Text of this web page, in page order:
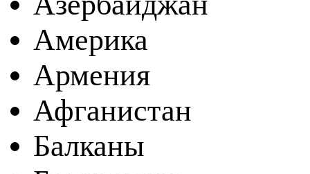
Америка
Армения
Афганистан
Балканы